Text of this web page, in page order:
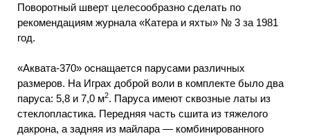
Поворотный шверт целесообразно сделать по
рекомендациям журнала «Катера и яхты» № 3 за 1981
год.
«Аквата-370» оснащается парусами различных
размеров. На Играх доброй воли в комплекте было два
паруса: 5,8 и 7,0 м2. Паруса имеют сквозные латы из
стеклопластика. Передняя часть сшита из тяжелого
дакрона, а задняя из майлара — комбинированного